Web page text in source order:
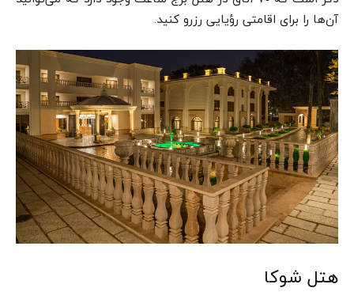
آن‌ها را برای اقامتی رؤیایی رزرو کنید.
هتل شوکا